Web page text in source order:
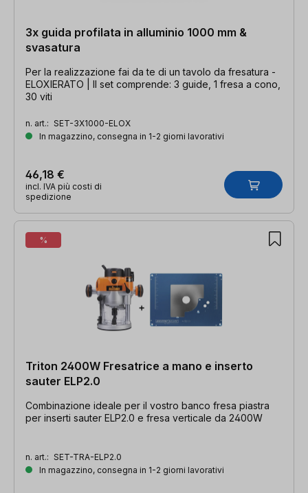
3x guida profilata in alluminio 1000 mm &
svasatura
Per la realizzazione fai da te di un tavolo da fresatura -
ELOXIERATO | Il set comprende: 3 guide, 1 fresa a cono,
30 viti
n. art.: SET-3X1000-ELOX
In magazzino, consegna in 1-2 giorni lavorativi
46,18 €
incl. IVA più costi di
spedizione
%
Triton 2400W Fresatrice a mano e inserto
sauter ELP2.0
Combinazione ideale per il vostro banco fresa piastra
per inserti sauter ELP2.0 e fresa verticale da 2400W
n. art.: SET-TRA-ELP2.0
In magazzino, consegna in 1-2 giorni lavorativi